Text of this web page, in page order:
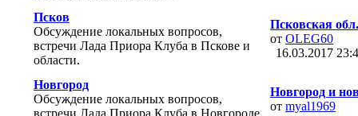
Псков
Обсуждение локальных вопросов,
встречи Лада Приора Клуба в Пскове и
области.
Псковская
от OLEG60
16.03.2017
Новгород
Обсуждение локальных вопросов,
встречи Лада Приора Клуба в Новгороде
Новгород и
от myal1969